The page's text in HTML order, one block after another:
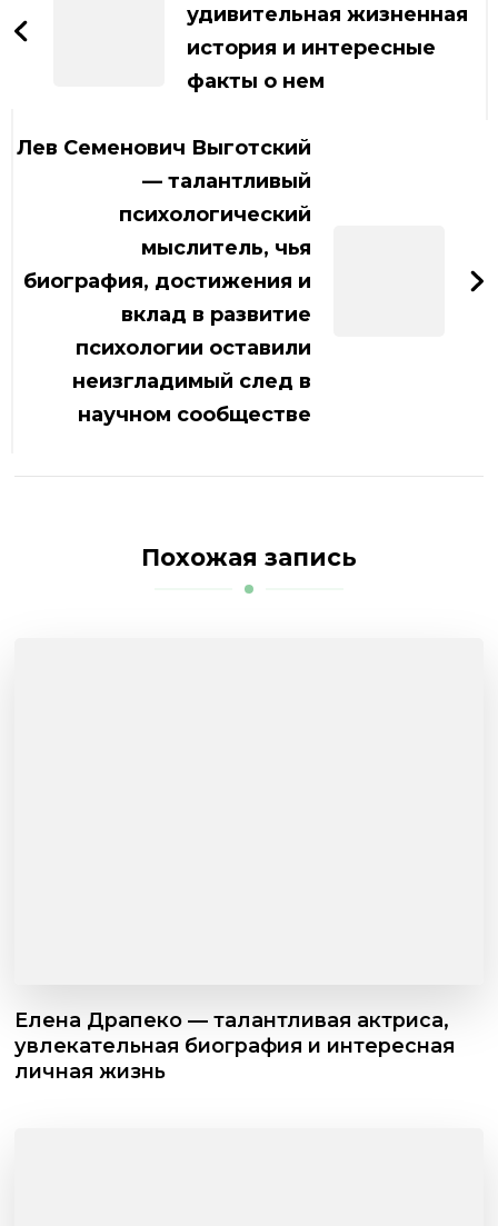
записям
удивительная жизненная
история и интересные
факты о нем
Лев Семенович Выготский
— талантливый
психологический
мыслитель, чья
биография, достижения и
вклад в развитие
психологии оставили
неизгладимый след в
научном сообществе
Похожая запись
Елена Драпеко — талантливая актриса,
увлекательная биография и интересная
личная жизнь